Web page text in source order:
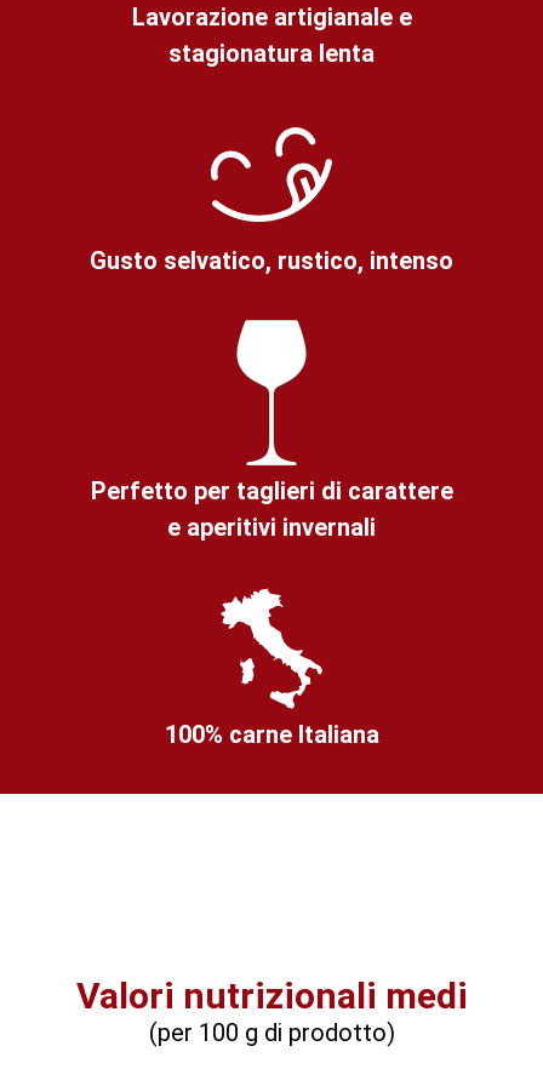
Lavorazione artigianale e
stagionatura lenta
Gusto selvatico, rustico, intenso
Perfetto per taglieri di carattere
e aperitivi invernali
100% carne Italiana
Valori nutrizionali medi
(per 100 g di prodotto)